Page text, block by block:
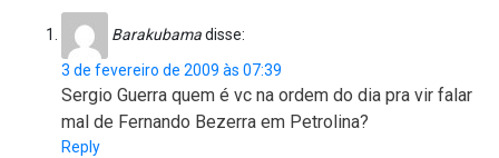
Barakubamadisse:
3 de fevereiro de 2009 às 07:39
Sergio Guerra quem é vc na ordem do dia pra vir falar
mal de Fernando Bezerra em Petrolina?
Reply